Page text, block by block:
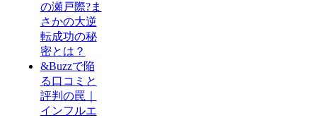
の瀬戸際?ま
さかの大逆
転成功の秘
密とは？
&Buzzで陥
る口コミと
評判の罠｜
インフルエ